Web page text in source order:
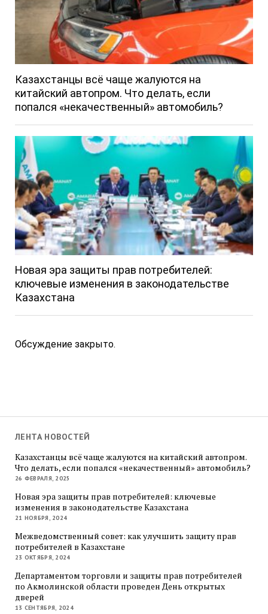
Казахстанцы всё чаще жалуются на
китайский автопром. Что делать, если
попался «некачественный» автомобиль?
Новая эра защиты прав потребителей:
ключевые изменения в законодательстве
Казахстана
Обсуждение закрыто.
ЛЕНТА НОВОСТЕЙ
Казахстанцы всё чаще жалуются на китайский автопром.
Что делать, если попался «некачественный» автомобиль?
26 ФЕВРАЛЯ, 2025
Новая эра защиты прав потребителей: ключевые
изменения в законодательстве Казахстана
21 НОЯБРЯ, 2024
Межведомственный совет: как улучшить защиту прав
потребителей в Казахстане
23 ОКТЯБРЯ, 2024
Департаментом торговли и защиты прав потребителей
по Акмолинской области проведен День открытых
дверей
13 СЕНТЯБРЯ, 2024